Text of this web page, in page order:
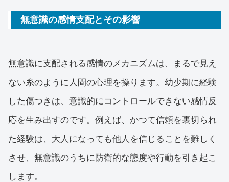
無意識の感情支配とその影響
無意識に支配される感情のメカニズムは、まるで見え
ない糸のように人間の心理を操ります。幼少期に経験
した傷つきは、意識的にコントロールできない感情反
応を生み出すのです。例えば、かつて信頼を裏切られ
た経験は、大人になっても他人を信じることを難しく
させ、無意識のうちに防衛的な態度や行動を引き起こ
します。